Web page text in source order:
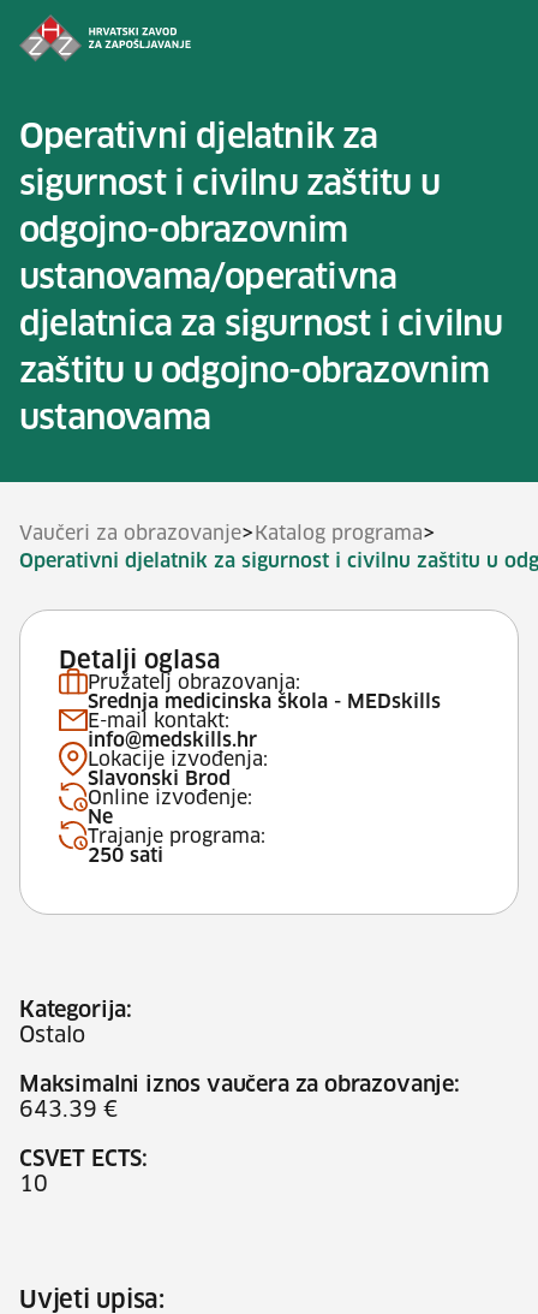
Operativni djelatnik za
sigurnost i civilnu zaštitu u
odgojno-obrazovnim
ustanovama/operativna
djelatnica za sigurnost i civilnu
zaštitu u odgojno-obrazovnim
ustanovama
Vaučeri za obrazovanje> Katalog programa>
Operativni djelatnik za sigurnost i civilnu zaštitu u
Detalji oglasa
Pružatelj obrazovanja:
Srednja medicinska škola - MEDskills
E-mail kontakt:
info@medskills.hr
Lokacije izvođenja:
Slavonski Brod
Online izvođenje:
Ne
Trajanje programa:
250 sati
Kategorija:
Ostalo
Maksimalni iznos vaučera za obrazovanje:
643.39 €
CSVET ECTS:
10
Uvjeti upisa: